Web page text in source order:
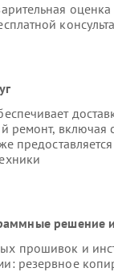
ремонт,
решение
прошивок и
резервное